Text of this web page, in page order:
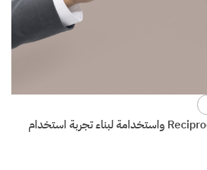
مبدأ تبادل المنفعة Reciprocity واستخدامة لبناء تجربة استخدام